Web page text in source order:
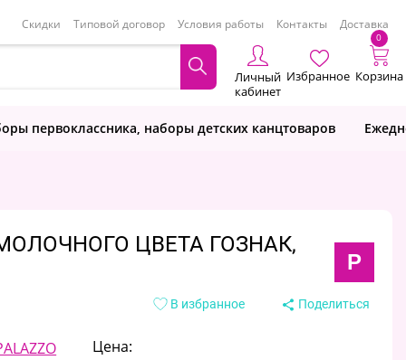
Скидки Типовой договор Условия работы Контакты Доставка
Личный
кабинет
Избранное
0
Корзина
первоклассника, наборы детских канцтоваров
ЦВЕТА ГОЗНАК,
P
В избранное Поделиться
Цена: